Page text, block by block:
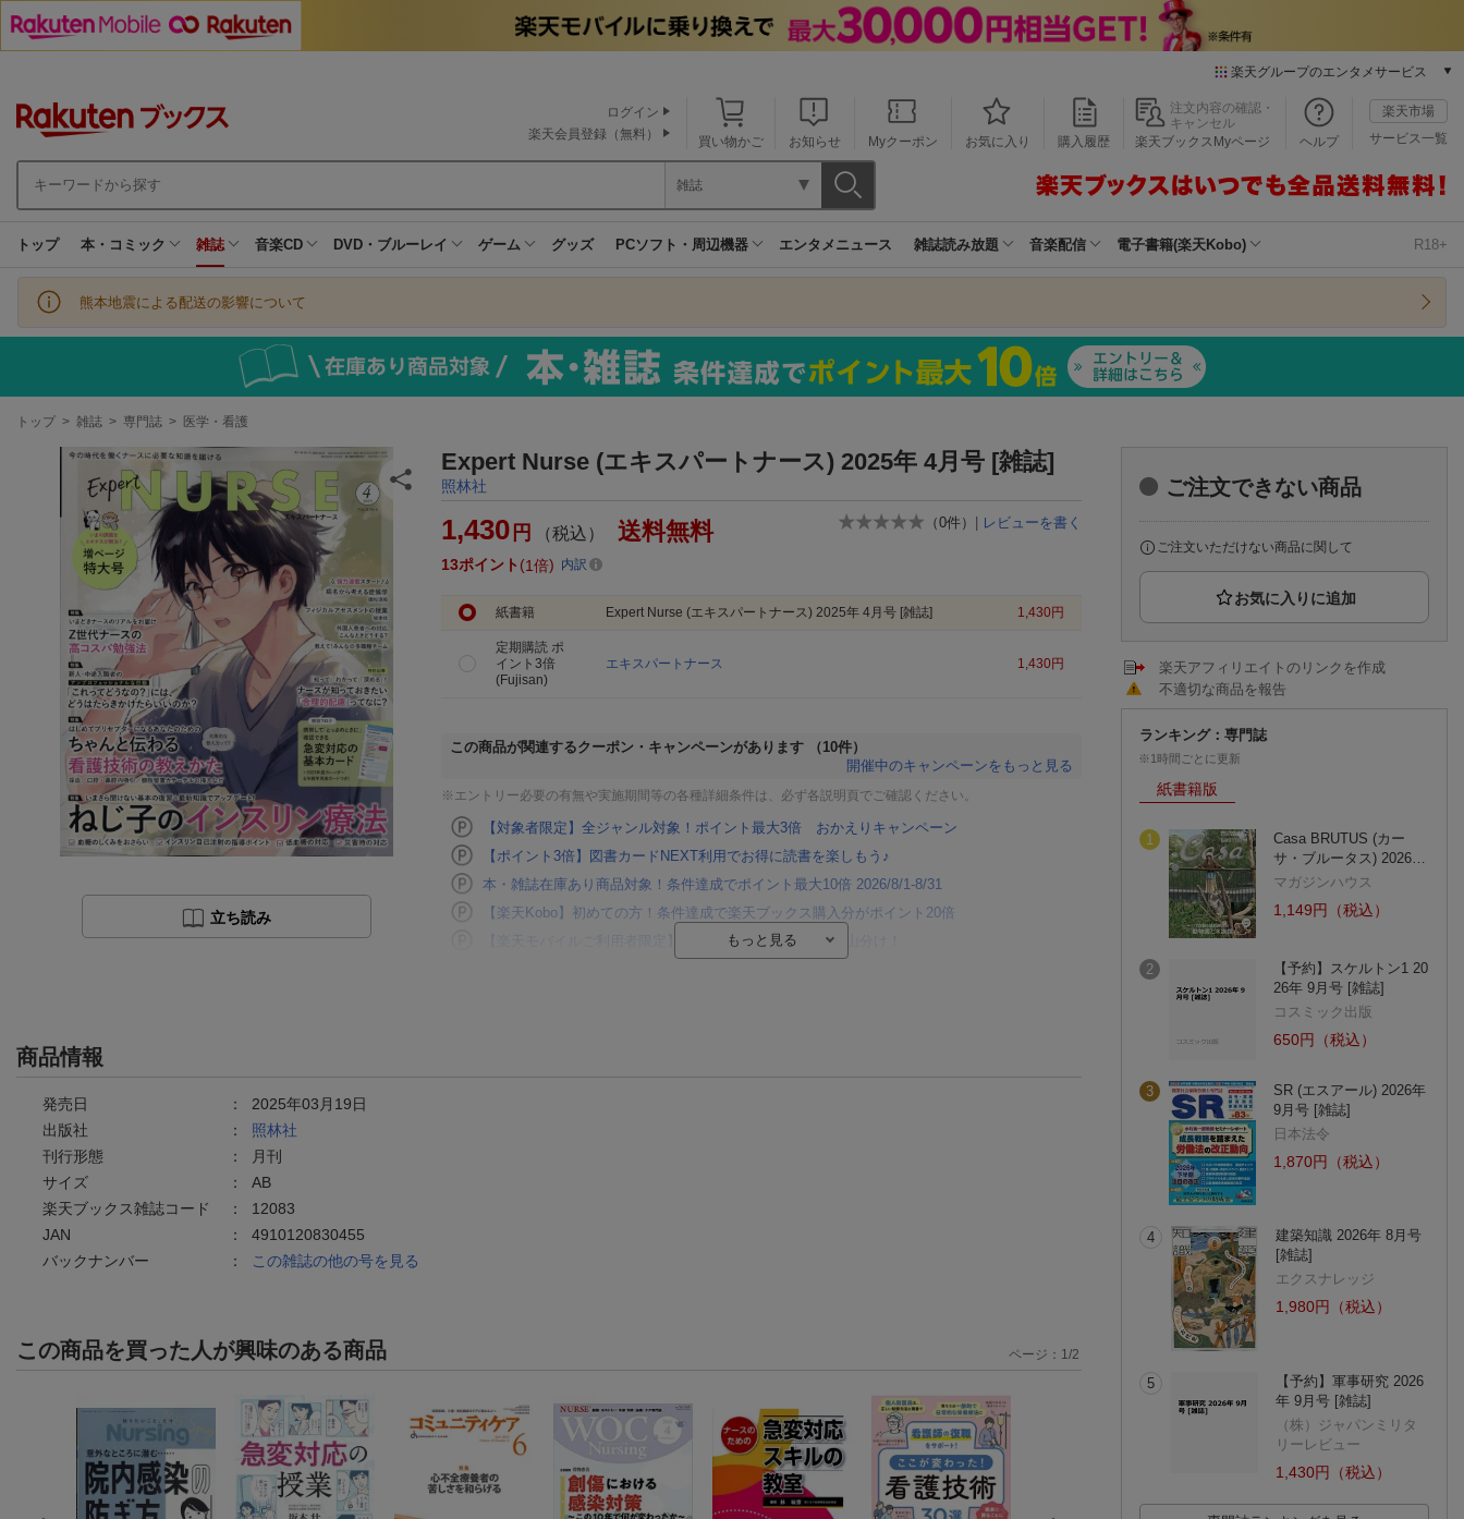
楽天グループのエンタメサービス
本/ゲーム/CD/DVD
楽天ブックス
楽天Kobo
楽天チケット
エンタメニュース
推し楽
買い物かご お知らせ Myクーポン お気に入り 購入履歴
注文内容の確認・
キャンセル
楽天ブックスMyページ
ヘルプ
楽天市場
サービス一覧
ログイン
楽天会員登録（無料）
雑誌
トップ 本・コミック 雑誌 音楽CD DVD・ブルーレイ ゲーム グッズ PCソフト・周辺機器 エンタメニュース 雑誌読み放題 音楽配信 電子書籍(楽天Kobo) R18+
熊本地震による配送の影響について
現
トップ > 雑誌 > 専門誌 > 医学・看護
立ち読み
Expert Nurse (エキスパートナース) 2025年 4月号 [雑誌]
照林社
（0件） | レビューを書く
1,430 円 （税込） 送料無料
13ポイント 1倍 内訳
紙書籍 Expert Nurse (エキスパートナース) 2025年 4月号 [雑誌] 1,430円
定期購読 ポ
イント3倍
(Fujisan)
エキスパートナース 1,430円
この商品が関連するクーポン・キャンペーンがあります
（10件）
開催中のキャンペーンをもっと見る
※エントリー必要の有無や実施期間等の各種詳細条件は、必ず各説明頁でご確認ください。
【対象者限定】全ジャンル対象！ポイント最大3倍 おかえりキャンペーン
【ポイント3倍】図書カードNEXT利用でお得に読書を楽しもう♪
本・雑誌在庫あり商品対象！条件達成でポイント最大10倍 2026/8/1-8/31
【楽天Kobo】初めての方！条件達成で楽天ブックス購入分がポイント20倍
【楽天モバイルご利用者限定】条件達成で100万ポイント山分け！
商品情報
発売日 ： 2025年03月19日
出版社
： 照林社
刊行形態
：
月刊
サイズ
： AB
楽天ブックス雑誌コード
： 12083
JAN
： 4910120830455
バックナンバー
： この雑誌の他の号を見る
この商品を買った人が興味のある商品 ページ： 1/2
ご注文できない商品
ご注文いただけない商品に関して
楽天アフィリエイトのリンクを作成
不適切な商品を報告
ランキング：専門誌
※1時間ごとに更新
紙書籍版
1
Casa BRUTUS (カー
サ・ブルータス) 2026…
マガジンハウス
1,149円（税込）
2
【予約】スケルトン1 20
26年 9月号 [雑誌]
コスミック出版
650円（税込）
3
SR (エスアール) 2026年
9月号 [雑誌]
日本法令
1,870円（税込）
4
建築知識 2026年 8月号
[雑誌]
エクスナレッジ
1,980円（税込）
5
【予約】軍事研究 2026
年 9月号 [雑誌]
（株）ジャパンミリタ
リーレビュー
1,430円（税込）